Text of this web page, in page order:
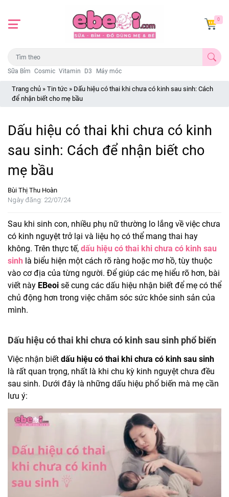
Sữa Bỉm Cosmic Vitamin D3 Máy móc
0
Trang chủ »Tin tức » Dấu hiệu có thai khi chưa có kinh sau sinh: Cách
để nhận biết cho mẹ bầu
Dấu hiệu có thai khi chưa có kinh
sau sinh: Cách để nhận biết cho
mẹ bầu
Bùi Thị Thu Hoàn
Ngày đăng: 22/07/24
Sau khi sinh con, nhiều phụ nữ thường lo lắng về việc chưa
có kinh nguyệt trở lại và liệu họ có thể mang thai hay
không. Trên thực tế, dấu hiệu có thai khi chưa có kinh sau
sinh là biểu hiện một cách rõ ràng hoặc mơ hồ, tùy thuộc
vào cơ địa của từng người. Để giúp các mẹ hiểu rõ hơn, bài
viết này EBeoi sẽ cung các dấu hiệu nhận biết để mẹ có thể
chủ động hơn trong việc chăm sóc sức khỏe sinh sản của
mình.
Dấu hiệu có thai khi chưa có kinh sau sinh phổ biến
Việc nhận biết dấu hiệu có thai khi chưa có kinh sau sinh
là rất quan trọng, nhất là khi chu kỳ kinh nguyệt chưa đều
sau sinh. Dưới đây là những dấu hiệu phổ biến mà mẹ cần
lưu ý: